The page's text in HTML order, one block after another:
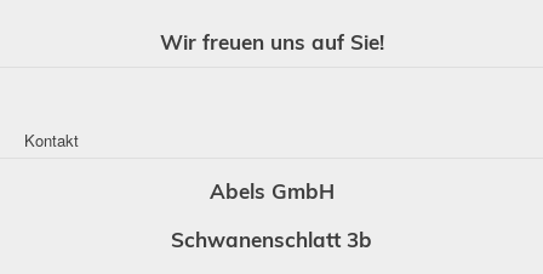
Wir freuen uns auf Sie!
Kontakt
Abels GmbH
Schwanenschlatt 3b